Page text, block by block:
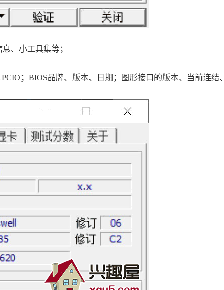
、小工具集等；
；BIOS品牌、版本、日期；图形接口的版本、当前连结、